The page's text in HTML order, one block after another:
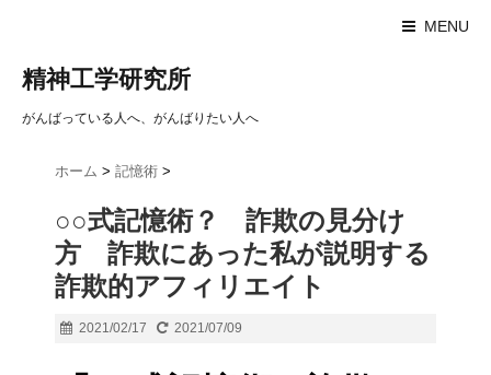
MENU
精神工学研究所
がんばっている人へ、がんばりたい人へ
ホーム > 記憶術 >
○○式記憶術？ 詐欺の見分け
方 詐欺にあった私が説明する
詐欺的アフィリエイト
2021/02/17 2021/07/09